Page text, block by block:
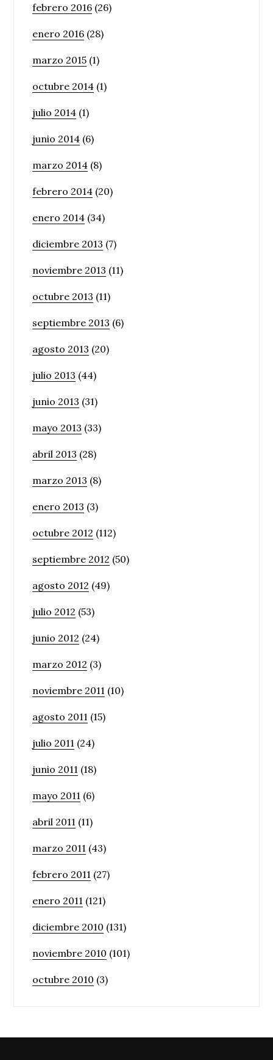
febrero 2016 (26)
enero 2016 (28)
marzo 2015 (1)
octubre 2014 (1)
julio 2014 (1)
junio 2014 (6)
marzo 2014 (8)
febrero 2014 (20)
enero 2014 (34)
diciembre 2013 (7)
noviembre 2013 (11)
octubre 2013 (11)
septiembre 2013 (6)
agosto 2013 (20)
julio 2013 (44)
junio 2013 (31)
mayo 2013 (33)
abril 2013 (28)
marzo 2013 (8)
enero 2013 (3)
octubre 2012 (112)
septiembre 2012 (50)
agosto 2012 (49)
julio 2012 (53)
junio 2012 (24)
marzo 2012 (3)
noviembre 2011 (10)
agosto 2011 (15)
julio 2011 (24)
junio 2011 (18)
mayo 2011 (6)
abril 2011 (11)
marzo 2011 (43)
febrero 2011 (27)
enero 2011 (121)
diciembre 2010 (131)
noviembre 2010 (101)
octubre 2010 (3)